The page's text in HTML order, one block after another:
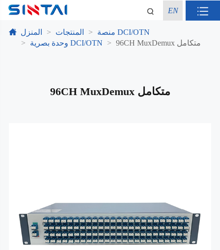
EN
المنزل المنتجات
منصة DCI/OTN
وحدة بصرية DCI/OTN
96CH MuxDemux متكامل
96CH MuxDemux متكامل